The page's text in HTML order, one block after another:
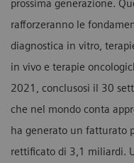
prossima generazione.
rafforzeranno le
diagnostica in vitro,
in vivo e terapie
2021, conclusosi il 30
che nel mondo conta
ha generato un fatturato
rettificato di 3,1 miliardi.